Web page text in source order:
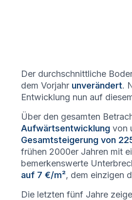
Der durchschnittliche
dem Vorjahr unverändert.
Entwicklung nun auf
Über den gesamten
Aufwärtsentwicklung von
Gesamtsteigerung von
frühen 2000er Jahren mit
bemerkenswerte
auf 7 €/m², dem einzigen
Die letzten fünf Jahre